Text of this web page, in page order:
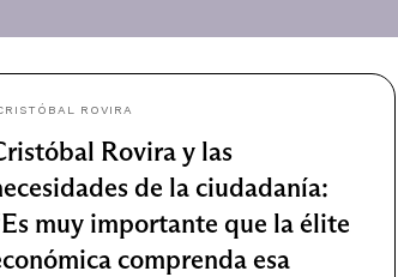
ROVIRA
Rovira y las
de la ciudadanía:
muy importante que la élite
comprenda esa